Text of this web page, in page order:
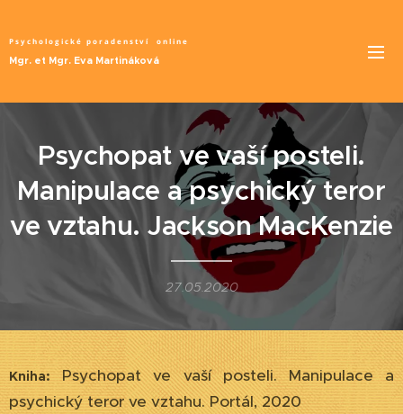
Psychologické poradenství online
Mgr. et Mgr. Eva Martináková
Psychopat ve vaší posteli.
Manipulace a psychický teror
ve vztahu. Jackson MacKenzie
27.05.2020
Kniha:
Psychopat ve vaší posteli. Manipulace a
psychický teror ve vztahu. Portál, 2020